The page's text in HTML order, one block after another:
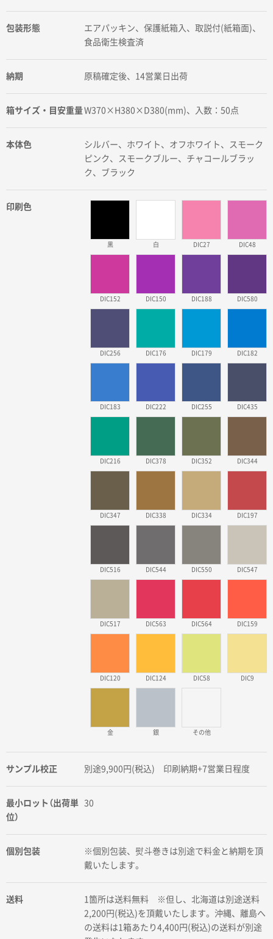
包装形態
エアパッキン、保護紙箱入、取説付(紙箱面)、
食品衛生検査済
納期 原稿確定後、14営業日出荷
箱サイズ・目安重量W370×H380×D380(mm)、入数：50点
本体色
シルバー、ホワイト、オフホワイト、スモーク
ピンク、スモークブルー、チャコールブラッ
ク、ブラック
印刷色
黒 白 DIC27 DIC48
DIC152 DIC150 DIC188 DIC580
DIC256 DIC176 DIC179 DIC182
DIC183 DIC222 DIC255 DIC435
DIC216 DIC378 DIC352 DIC344
DIC347 DIC338 DIC334 DIC197
DIC516 DIC544 DIC550 DIC547
DIC517 DIC563 DIC564 DIC159
DIC120 DIC124 DIC58 DIC9
金 銀 その他
サンプル校正 別途9,900円(税込) 印刷納期+7営業日程度
最小ロット（出荷単
位）
30
個別包装
※個別包装、熨斗巻きは別途で料金と納期を頂
戴いたします。
送料
1箇所は送料無料 ※但し、北海道は別途送料
2,200円(税込)を頂戴いたします。沖縄、離島へ
の送料は1箱あたり4,400円(税込)の送料が別途